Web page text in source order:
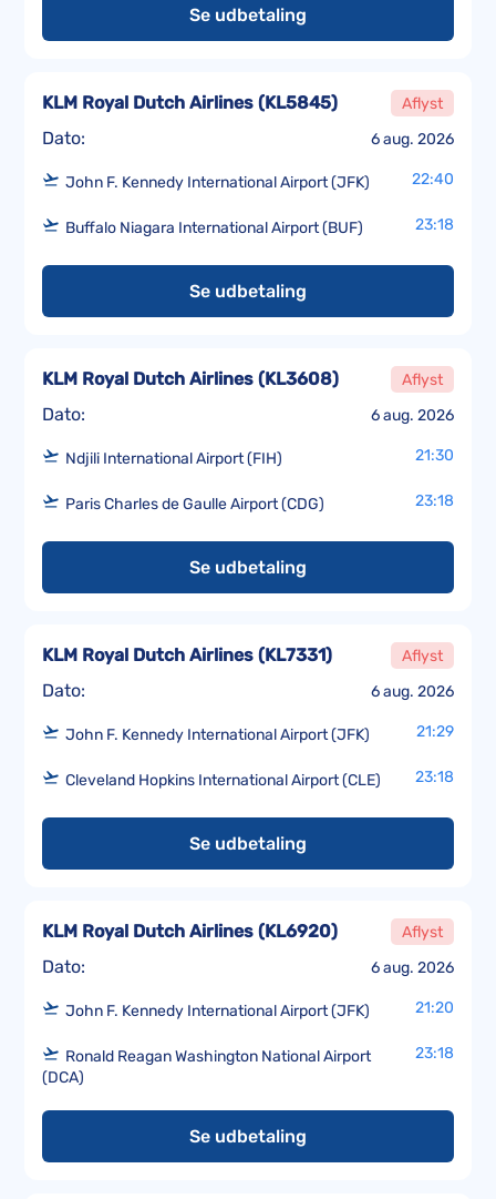
Se udbetaling
Dato: 6 aug. 2026
KLM Royal Dutch Airlines (KL5845) Aflyst
John F. Kennedy International Airport (JFK) 22:40
Buffalo Niagara International Airport (BUF) 23:18
Se udbetaling
Dato: 6 aug. 2026
KLM Royal Dutch Airlines (KL3608) Aflyst
Ndjili International Airport (FIH) 21:30
Paris Charles de Gaulle Airport (CDG) 23:18
Se udbetaling
Dato: 6 aug. 2026
KLM Royal Dutch Airlines (KL7331) Aflyst
John F. Kennedy International Airport (JFK) 21:29
Cleveland Hopkins International Airport (CLE) 23:18
Se udbetaling
Dato: 6 aug. 2026
KLM Royal Dutch Airlines (KL6920) Aflyst
John F. Kennedy International Airport (JFK) 21:20
Ronald Reagan Washington National Airport
(DCA)
23:18
Se udbetaling